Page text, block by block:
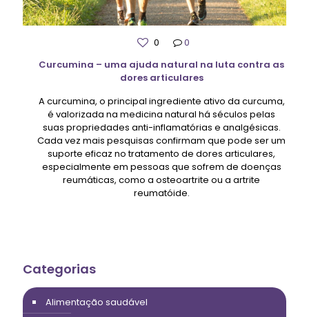
0
0
Curcumina – uma ajuda natural na luta contra as
dores articulares
A curcumina, o principal ingrediente ativo da curcuma,
é valorizada na medicina natural há séculos pelas
suas propriedades anti-inflamatórias e analgésicas.
Cada vez mais pesquisas confirmam que pode ser um
suporte eficaz no tratamento de dores articulares,
especialmente em pessoas que sofrem de doenças
reumáticas, como a osteoartrite ou a artrite
reumatóide.
Categorias
Alimentação saudável